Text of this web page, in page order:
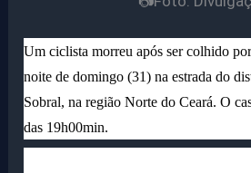
Um ciclista morreu após ser colhido
noite de domingo (31)na estrada do
Sobral, na região Norte do Ceará. O
das 19h00min.